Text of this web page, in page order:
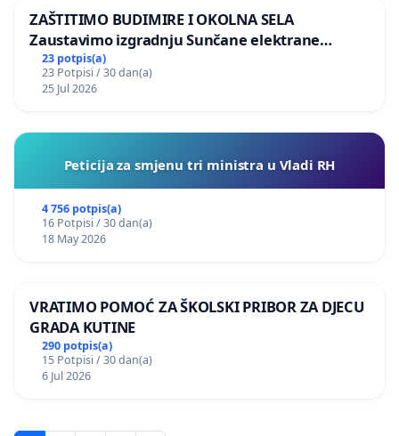
ZAŠTITIMO BUDIMIRE I OKOLNA SELA
Zaustavimo izgradnju Sunčane elektrane
Vedrine na području Ugljana
23 potpis(a)
23 Potpisi / 30 dan(a)
25 Jul 2026
Peticija za smjenu tri ministra u Vladi RH
4 756 potpis(a)
16 Potpisi / 30 dan(a)
18 May 2026
VRATIMO POMOĆ ZA ŠKOLSKI PRIBOR ZA DJECU
GRADA KUTINE
290 potpis(a)
15 Potpisi / 30 dan(a)
6 Jul 2026